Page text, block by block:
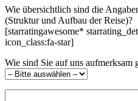
Wie übersichtlich sind die
(Struktur und Aufbau der Reise)?
[starratingawesome*
icon_class:fa-star]
Wie sind Sie auf uns aufmerksam